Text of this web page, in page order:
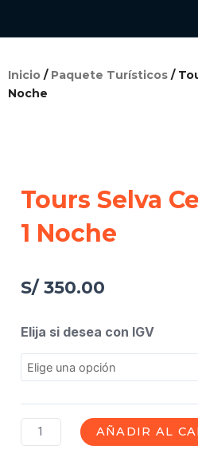
Inicio / Paquete Turísticos /
Noche
Tours Selva
1 Noche
S/350.00
Elija si desea con IGV
Tours
Selva
AÑADIR AL